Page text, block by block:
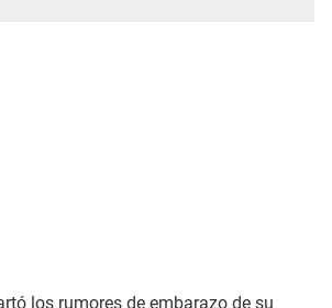
los rumores de embarazo de su